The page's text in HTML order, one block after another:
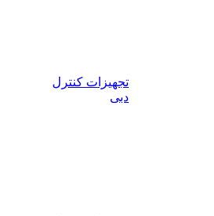
تجهیزات کنترل
دبی